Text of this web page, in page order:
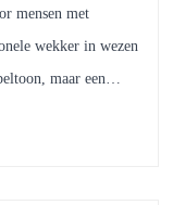
mensen met
wekker in wezen
maar een